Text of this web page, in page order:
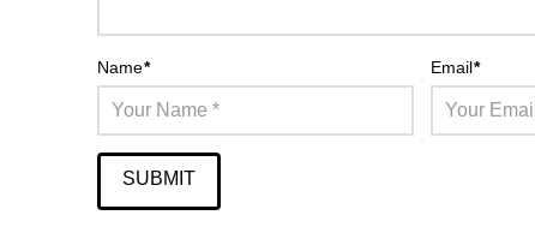
Name* Email*